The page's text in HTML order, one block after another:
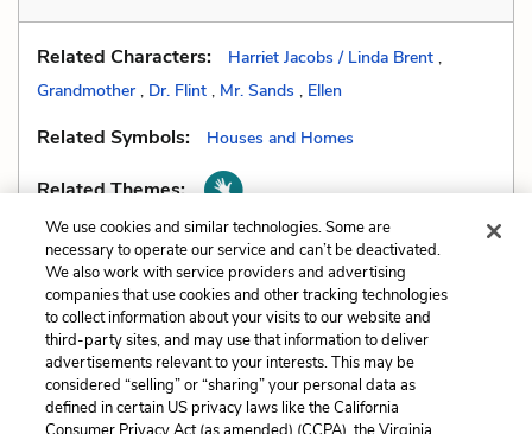
Related Characters: Harriet Jacobs / Linda Brent ,
Grandmother , Dr. Flint , Mr. Sands , Ellen
Related Symbols: Houses and Homes
Related Themes:
Previous
Satire
Next
Similes
Cite This Page
We use cookies and similar technologies. Some are
necessary to operate our service and can’t be deactivated.
We also work with service providers and advertising
companies that use cookies and other tracking technologies
to collect information about your visits to our website and
third-party sites, and may use that information to deliver
advertisements relevant to your interests. This may be
considered “selling” or “sharing” your personal data as
defined in certain US privacy laws like the California